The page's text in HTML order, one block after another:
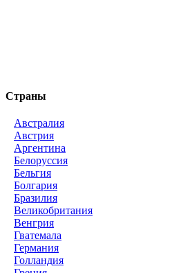
Страны
Австралия
Австрия
Аргентина
Белоруссия
Бельгия
Болгария
Бразилия
Великобритания
Венгрия
Гватемала
Германия
Голландия